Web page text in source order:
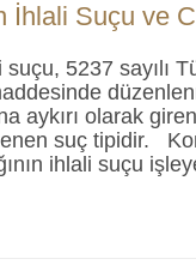
İhlali Suçu ve
suçu, 5237 sayılı
aykırı olarak
suç tipidir.
ihlali suçu